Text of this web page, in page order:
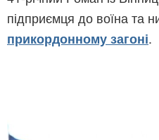
підприємця до воїна та
прикордонному загоні.